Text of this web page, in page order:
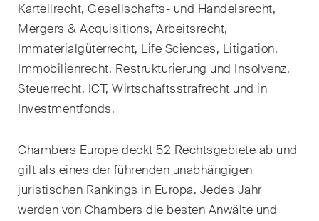
Kartellrecht, Gesellschafts- und Handelsrecht,
Mergers & Acquisitions, Arbeitsrecht,
Immaterialgüterrecht, Life Sciences, Litigation,
Immobilienrecht, Restrukturierung und Insolvenz,
Steuerrecht, ICT, Wirtschaftsstrafrecht und in
Investmentfonds.
Chambers Europe deckt 52 Rechtsgebiete ab und
gilt als eines der führenden unabhängigen
juristischen Rankings in Europa. Jedes Jahr
werden von Chambers die besten Anwälte und
Monatlich ausgewählte
Kernthemen aus unseren
Tätigkeitsbereiche,
Fachgebiete und Branchen,
sowie Newsflashes über die
jüngsten Entwicklungen.
Arbeitsrecht
Banking & Finance
Baurecht